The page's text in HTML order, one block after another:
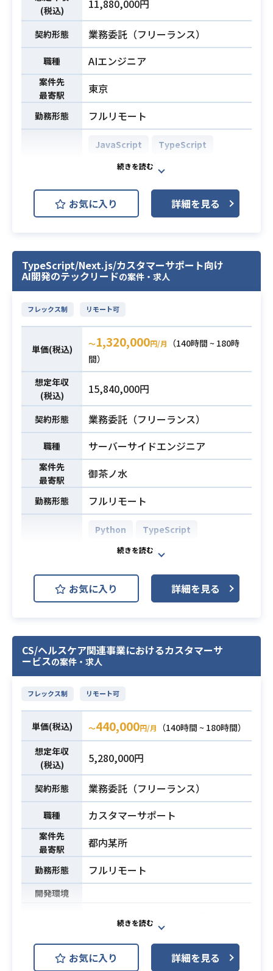
・プロダクトセキュリティの設計・
実装支援（脅威モデリング、プロン
プトインジェクション対策やLLM出
力のフィルタリングなどAIプロダク
ト固有のセキュリティ対策）
・脆弱性管理およびDevSecOpsの推
進
・インシデント対応体制の構築
・開発チームへのセキュリティ知識
のイネーブリング（教育・啓発）
※詳細は面談時にお伝えします。
・スタートアップまたはメガベンチ
ャー（自社プロダクト保有）でのWe
bアプリケーションセキュリティ実務
・脆弱性診断（手動/ツール）、セキ
ュアコードレビュー、脅威モデリン
グのいずれかの経験
・AI/LLMを活用したプロダクトにお
けるセキュリティの実務経験または
深い知見（プロンプトインジェクシ
ョン対策、LLM出力のフィルタリン
グなど）
・クラウドインフラ（AWS）のセキ
ュリティ設計・運用経験
ィ施策を推進した経験
(税込)
11,880,000円
契約形態 業務委託（フリーランス）
職種 AIエンジニア
案件先
最寄駅
東京
勤務形態 フルリモート
JavaScript
TypeScript
AWS (Amazon Web Services)
GCP (Google Cloud Platform)
業務内容
複数のAIエージェントが協調して高
ント」技術を用いた新規事業開発プ
ロジェクトです。
リードエンジニアとして、PMやCT
O、エンジニアと複雑な要件をすり合
わせながら、
バックエンドを中心としてインフラ
やフロントエンドを跨ぐ主要機能の
設計・実装を牽引していただきま
す。
【仕事内容】
す。
・AIマルチエージェント技術を用い
た新規事業における主要機能の設計
および実装リード
・PM/CTO/エンジニア陣との複雑な
要件定義・仕様のすり合わせ
・バックエンドを中心とし、インフ
ラからフロントエンドまでを横断す
るアーキテクチャ設計・リファクタ
リング
る技術選定や設計方針の決定、コー
ドレビューなどの技術リード
必須スキル
・Webアプリケーションのバックエ
ンド開発実務経験（5年以上）があ
・LLMを組み込んだアプリケーショ
構築・運用・改善経験（※PoCのみ
・複雑なドメインにおけるアーキテ
クチャ設計およびリファクタリング
の経験
・クラウドインフラ（AWSまたはGC
P等）の構築・運用経験
・テックリードまたはそれに準ずる
役割で、5名以上のチームを技術的に
リードした経験（1年以上）
お気に入り 詳細を見る
TypeScript/Next.js/カスタマーサポート向け
AI開発のテックリードの案件・求人
フレックス制 リモート可
単価(税込) 〜1,320,000円/月
（140時間 ~ 180時
間）
想定年収
(税込)
15,840,000円
契約形態 業務委託（フリーランス）
職種 サーバーサイドエンジニア
案件先
最寄駅
御茶ノ水
勤務形態 フルリモート
Python
TypeScript
React.js
PostgreSQL
AWS (Amazon Web Services)
Terraform
Next.js
業務内容
援プロダクトにおいて、技術選定、
システム全体の構造設計、
プログラム実装、そして開発チーム
開発スピードの維持と品質向上の双
方を主導し、システムの側面からサ
ービス全体の拡大を推進する役割で
す。
【仕事内容】
下記の業務を担っていただく想定で
す。
・開発チームにおける新機能追加や
既存機能修正、および技術的な意思
決定の主導
・応答処理、セッション追跡、ログ
保持などを含む通信基盤の基本設計
およびAPIの実装
・先端言語モデルとベクトル型デー
タベースを活用した情報探索やデー
お気に入り 詳細を見る
CS/ヘルスケア関連事業におけるカスタマーサ
ービスの案件・求人
フレックス制 リモート可
単価(税込) 〜440,000円/月
（140時間 ~ 180時間）
想定年収
(税込)
5,280,000円
契約形態 業務委託（フリーランス）
職種 カスタマーサポート
案件先
最寄駅
都内某所
勤務形態 フルリモート
開発環境
ヘルスケア企業において運営をして
いる各種プロダクトのカスタマーサ
ービス業務をお任せします。
▼業務範囲
お気に入り 詳細を見る